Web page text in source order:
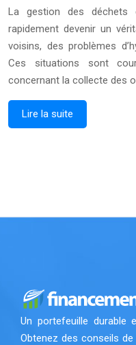
La gestion des déchets
rapidement devenir un
voisins, des problèmes
Ces situations sont
concernant la collecte des
Lire la suite
Un portefeuille durable
Obtenez des conseils